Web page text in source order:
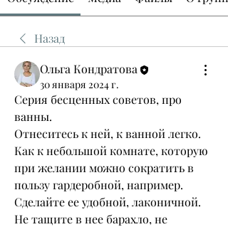
Назад
Ольга Кондратова
30 января 2024 г.
Серия бесценных советов, про
ванны.
Отнеситесь к ней, к ванной легко.
Как к небольшой комнате, которую
при желании можно сократить в
пользу гардеробной, например.
Сделайте ее удобной, лаконичной.
Не тащите в нее барахло, не